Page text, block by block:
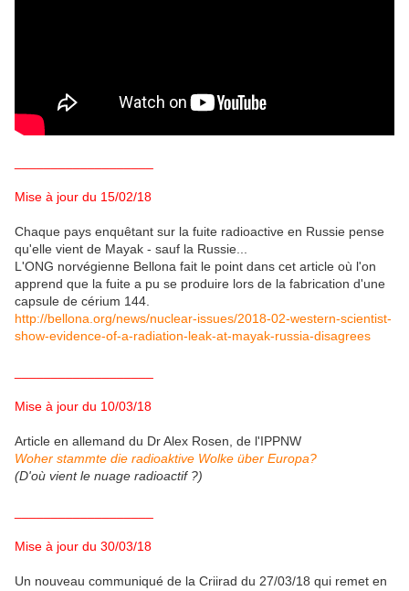
Mise à jour du 15/02/18
Chaque pays enquêtant sur la fuite radioactive en Russie pense
qu'elle vient de Mayak - sauf la Russie...
L'ONG norvégienne Bellona fait le point dans cet article où l'on
apprend que la fuite a pu se produire lors de la fabrication d'une
capsule de cérium 144.
http://bellona.org/news/nuclear-issues/2018-02-western-scientist-
show-evidence-of-a-radiation-leak-at-mayak-russia-disagrees
Mise à jour du 10/03/18
Article en allemand du Dr Alex Rosen, de l'IPPNW
Woher stammte die radioaktive Wolke über Europa?
(D'où vient le nuage radioactif ?)
Mise à jour du 30/03/18
Un nouveau communiqué de la Criirad du 27/03/18 qui remet en